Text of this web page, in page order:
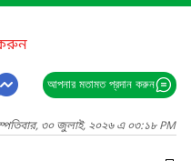
আপনার মতামত প্রদান করুন
৩০ জুলাই, ২০২৬ এ ০৩:১৮ PM